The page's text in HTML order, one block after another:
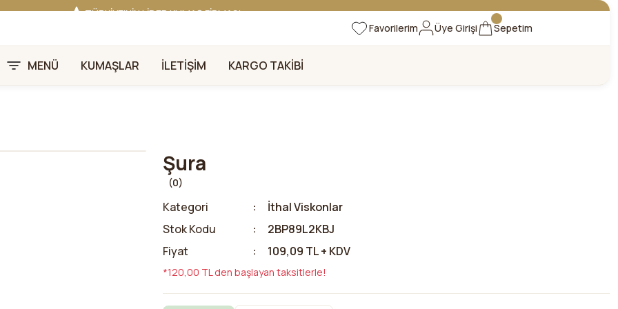
TÜRKİYE'NİN LİDER KUMAŞ FİRMASI
46 YILLIK BURSA KUMAŞ PAZARI GÜVENCESİ!
BURSA KUMAŞ PAZARI TEK RESMİ WEB SİTESİ!
Favorilerim Üye Girişi Sepetim
MENÜ KUMAŞLAR İLETİŞİM KARGO TAKİBİ
Şura
(0)
Kategori
İthal Viskonlar
Stok Kodu
2BP89L2KBJ
Fiyat
109,09 TL + KDV
*120,00 TL den başlayan taksitlerle!